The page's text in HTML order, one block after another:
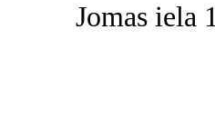
Jomas iela